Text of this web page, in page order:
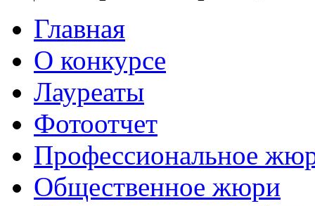
Главная
О конкурсе
Лауреаты
Фотоотчет
Профессиональное
Общественное жюри